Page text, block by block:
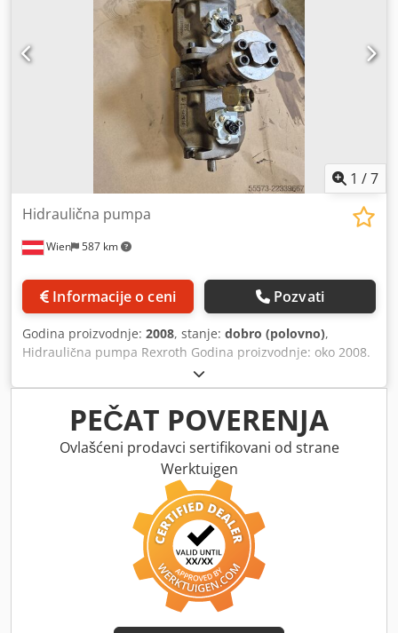
1 /7
Wien 587 km
Hidraulična pumpa
Informacije o ceni Pozvati
Godina proizvodnje: 2008, stanje: dobro (polovno),
Hidraulična pumpa Rexroth Godina proizvodnje: oko 2008.
Crodpfxozl Ecxe Akijf Broj dela: R900751704
PEČAT POVERENJA
Ovlašćeni prodavci sertifikovani od strane
Werktuigen